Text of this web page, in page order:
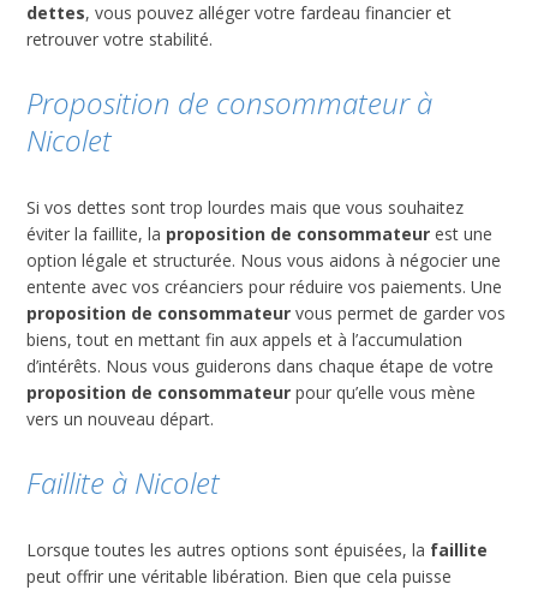
dettes, vous pouvez alléger votre fardeau financier et
retrouver votre stabilité.
Proposition de consommateur à
Nicolet
Si vos dettes sont trop lourdes mais que vous souhaitez
éviter la faillite, la proposition de consommateur est une
option légale et structurée. Nous vous aidons à négocier une
entente avec vos créanciers pour réduire vos paiements. Une
proposition de consommateur vous permet de garder vos
biens, tout en mettant fin aux appels et à l’accumulation
d’intérêts. Nous vous guiderons dans chaque étape de votre
proposition de consommateur pour qu’elle vous mène
vers un nouveau départ.
Faillite à Nicolet
Lorsque toutes les autres options sont épuisées, la faillite
peut offrir une véritable libération. Bien que cela puisse